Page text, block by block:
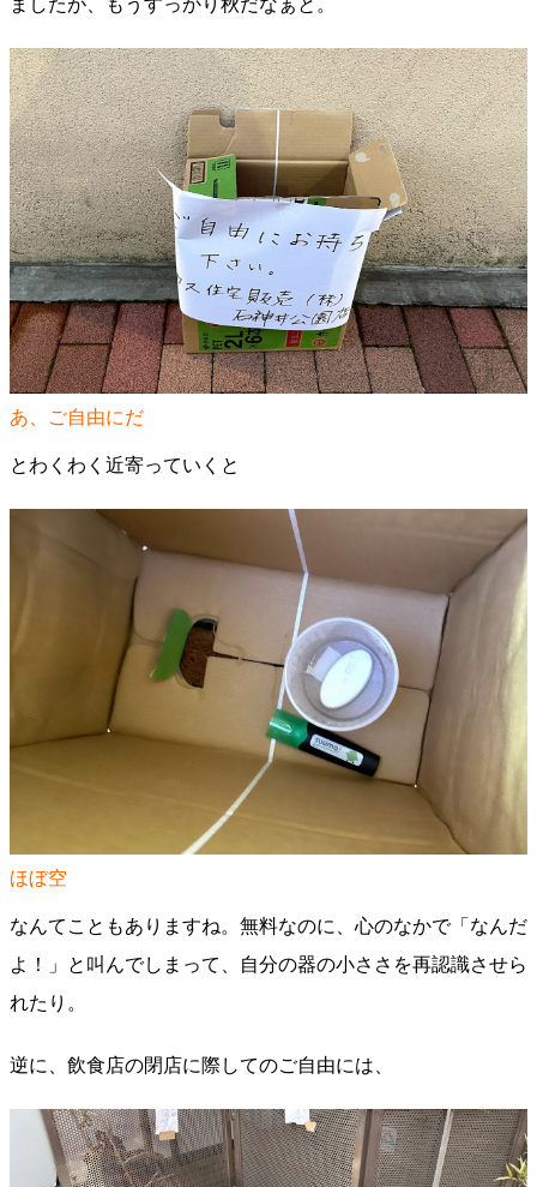
ましたが、もうすっかり秋だなぁと。
あ、ご自由にだ
とわくわく近寄っていくと
ほぼ空
なんてこともありますね。無料なのに、心のなかで「なんだ
よ！」と叫んでしまって、自分の器の小ささを再認識させら
れたり。
逆に、飲食店の閉店に際してのご自由には、